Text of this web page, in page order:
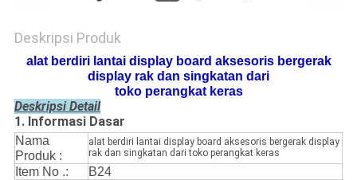
Deskripsi Produk
alat berdiri lantai display board aksesoris bergerak
display rak dan singkatan dari
toko perangkat keras
Deskripsi Detail
1. Informasi Dasar
Nama
Produk :
alat berdiri lantai display board aksesoris bergerak display
rak dan singkatan dari toko perangkat keras
Item No .:
B24